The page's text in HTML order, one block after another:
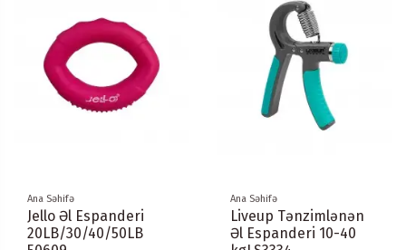
Ana Səhifə
Jello Əl Espanderi
20LB/30/40/50LB
Ana Səhifə
Liveup Tənzimlənən
Əl Espanderi 10-40